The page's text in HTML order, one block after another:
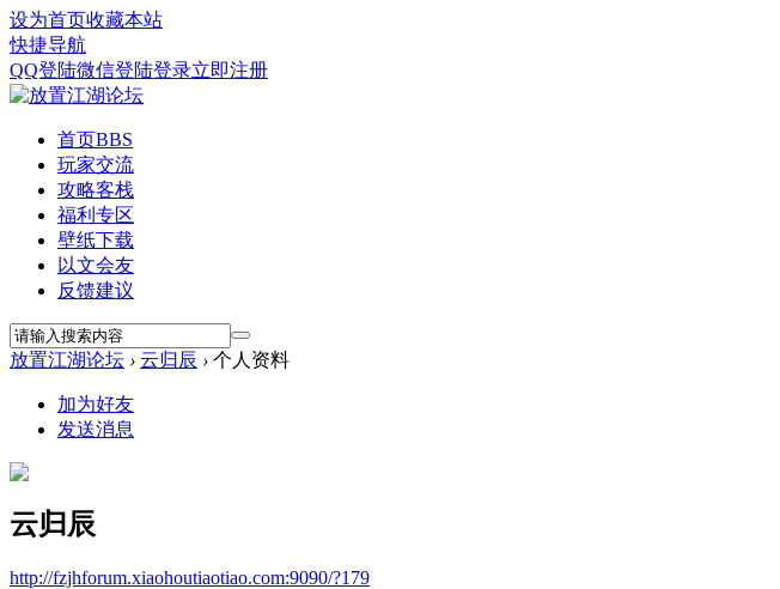
设为首页收藏本站
快捷导航
QQ登陆微信登陆登录立即注册
首页BBS
玩家交流
攻略客栈
福利专区
壁纸下载
以文会友
反馈建议
放置江湖论坛 › 云归辰 › 个人资料
加为好友
发送消息
云归辰
http://fzjhforum.xiaohoutiaotiao.com:9090/?179